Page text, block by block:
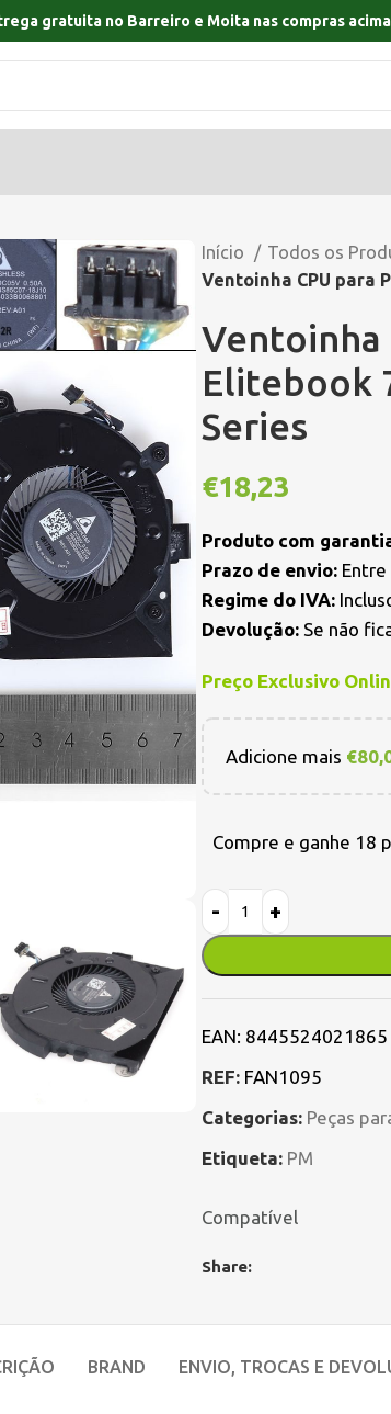
gratuita no Barreiro e Moita nas compras
Início Todos os
Ventoinha CPU para
Ventoinha
Elitebook
Series
€18,23
Produto com
Prazo de envio: Entre
Regime do IVA:
Devolução: Se não
Preço Exclusivo
Adicione mais €
Compre e ganhe 18
EAN: 8445524021865
REF: FAN1095
Categorias: Peças
Etiqueta: PM
Compatível
Share:
BRAND ENVIO, TROCAS E